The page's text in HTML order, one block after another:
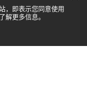
，即表示您同意使用
解更多信息。